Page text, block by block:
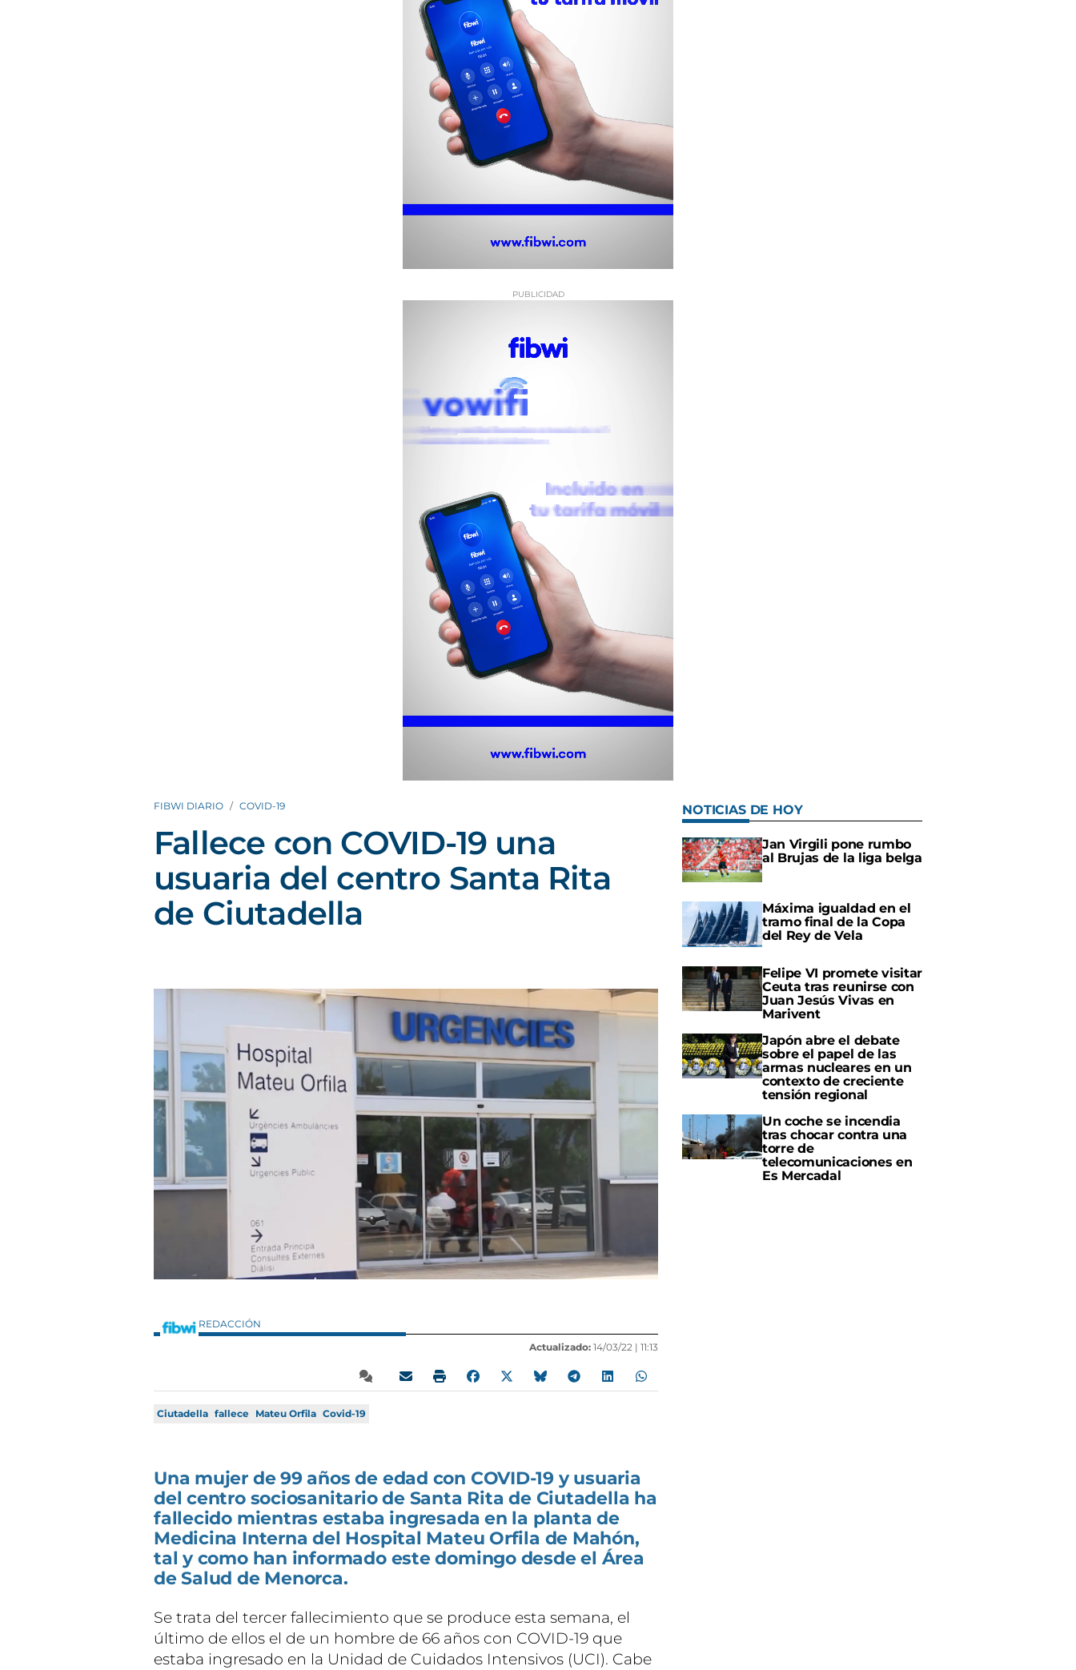
FIBWI DIARIO COVID-19
Fallece con COVID-19 una
usuaria del centro Santa Rita
de Ciutadella
REDACCIÓN
Actualizado: 14/03/22 | 11:13
Ciutadella fallece Mateu Orfila Covid-19
Una mujer de 99 años de edad con COVID-19 y usuaria
del centro sociosanitario de Santa Rita de Ciutadella ha
fallecido mientras estaba ingresada en la planta de
Medicina Interna del Hospital Mateu Orfila de Mahón,
tal y como han informado este domingo desde el Área
de Salud de Menorca.
Se trata del tercer fallecimiento que se produce esta semana, el
último de ellos el de un hombre de 66 años con COVID-19 que
estaba ingresado en la Unidad de Cuidados Intensivos (UCI). Cabe
NOTICIAS DE HOY
Jan Virgili pone rumbo
al Brujas de la liga belga
Máxima igualdad en el
tramo final de la Copa
del Rey de Vela
Felipe VI promete visitar
Ceuta tras reunirse con
Juan Jesús Vivas en
Marivent
Japón abre el debate
sobre el papel de las
armas nucleares en un
contexto de creciente
tensión regional
Un coche se incendia
tras chocar contra una
torre de
telecomunicaciones en
Es Mercadal